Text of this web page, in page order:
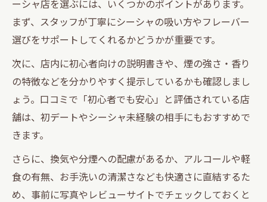
時間
カップル必見の雰囲気重視シーシャ選び方
カップルに最適な雰囲気重視のシーシャの
選び方
デートで失敗しないシーシャ店の雰囲気チ
ェック
出
彼氏彼女と訪れたい雰囲気抜群のシーシャ
店
ーシャ店を選ぶには、いくつかのポイントがあります。
まず、スタッフが丁寧にシーシャの吸い方やフレーバー
選びをサポートしてくれるかどうかが重要です。
次に、店内に初心者向けの説明書きや、煙の強さ・香り
の特徴などを分かりやすく提示しているかも確認しまし
ょう。口コミで「初心者でも安心」と評価されている店
舗は、初デートやシーシャ未経験の相手にもおすすめで
きます。
さらに、換気や分煙への配慮があるか、アルコールや軽
食の有無、お手洗いの清潔さなども快適さに直結するた
め、事前に写真やレビューサイトでチェックしておくと